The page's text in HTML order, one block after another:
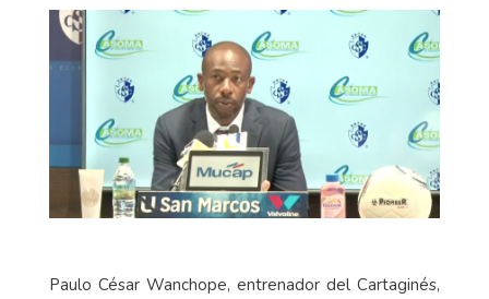
Paulo César Wanchope, entrenador del Cartaginés,